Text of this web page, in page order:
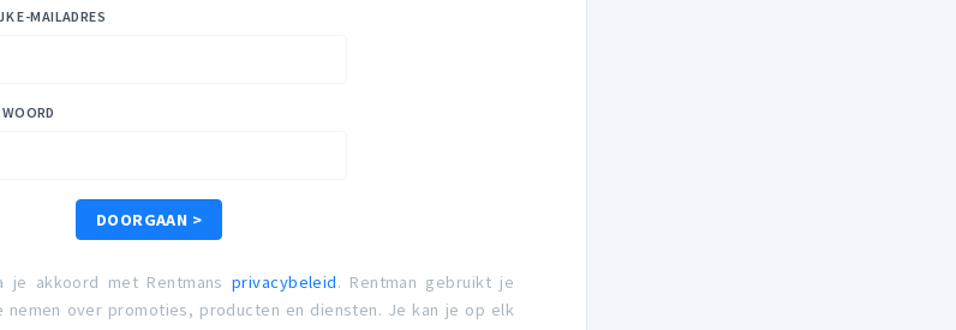
E-MAILADRES
DOORGAAN >
je akkoord met Rentmansprivacybeleid. Rentman gebruikt je
over promoties, producten en diensten. Je kan je op elk